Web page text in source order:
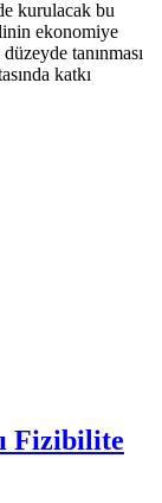
kurulacak bu
ekonomiye
tanınması
katkı
Fizibilite